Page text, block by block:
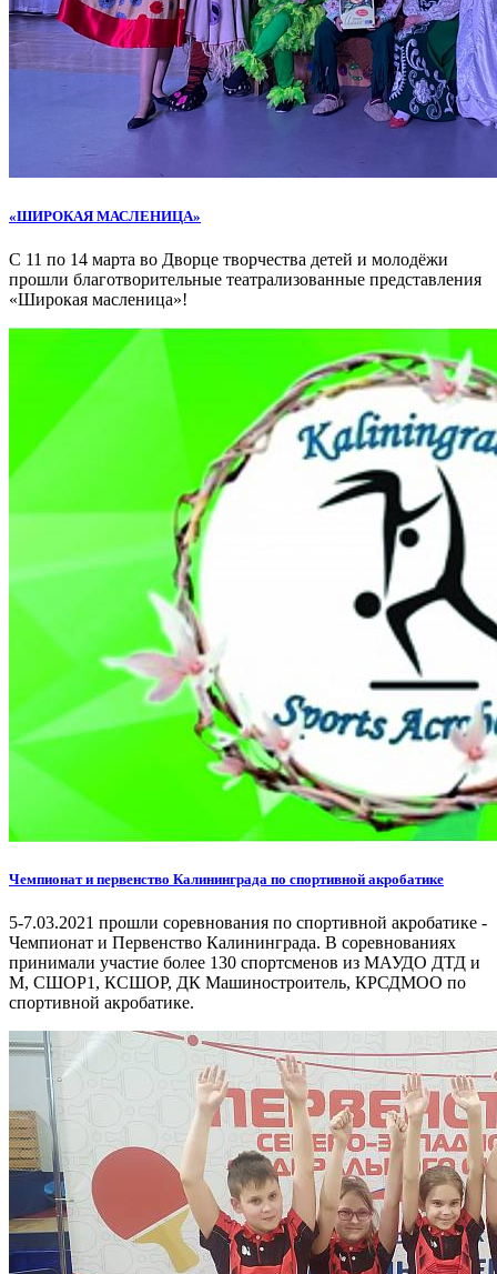
«ШИРОКАЯ МАСЛЕНИЦА»
С 11 по 14 марта во Дворце творчества детей и молодёжи
прошли благотворительные театрализованные представления
«Широкая масленица»!
Чемпионат и первенство Калининграда по спортивной акробатике
5-7.03.2021 прошли соревнования по спортивной акробатике -
Чемпионат и Первенство Калининграда. В соревнованиях
принимали участие более 130 спортсменов из МАУДО ДТД и
М, СШОР1, КСШОР, ДК Машиностроитель, КРСДМОО по
спортивной акробатике.